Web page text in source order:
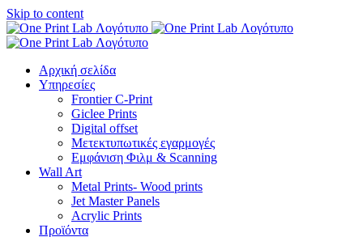
Skip to content
Αρχική σελίδα
Υπηρεσίες
Frontier C-Print
Giclee Prints
Digital offset
Μετεκτυπωτικές εγαρμογές
Εμφάνιση Φιλμ & Scanning
Wall Art
Metal Prints- Wood prints
Jet Master Panels
Acrylic Prints
Προϊόντα